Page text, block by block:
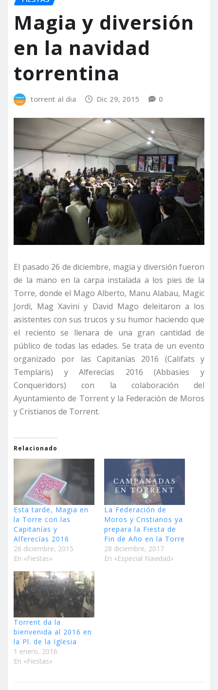
Magia y diversión
en la navidad
torrentina
torrent al dia Dic 29, 2015 0
El pasado 26 de diciembre, magia y diversión fueron
de la mano en la carpa instalada a los pies de la
Torre, donde el Mago Alberto, Manu Alabau, Magic
Jordi, Mag Xavini y David Mago deleitaron a los
asistentes con sus trucos y su humor haciendo que
el reciento se llenara de una gran cantidad de
público de todas las edades. Se trata de un evento
organizado por las Capitanías 2016 (Califats y
Templaris) y Alferecías 2016 (Abbasies y
Conqueridors) con la colaboración del
Ayuntamiento de Torrent y la Federación de Moros
y Cristianos de Torrent.
Relacionado
Esta tarde, Magia en
la Torre con las
Capitanías y
Alferecías 2016
26 diciembre, 2015
En «Fiestas»
La Federación de
Moros y Cristianos ya
prepara la Fiesta de
Fin de Año en la Torre
28 diciembre, 2017
En «Especial Navidad»
Torrent da la
bienvenida al 2016 en
la Pl. de la Iglesia
1 enero, 2016
En «Fiestas»